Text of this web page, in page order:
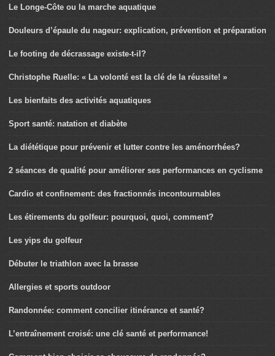
Le Longe-Côte ou la marche aquatique
Douleurs d’épaule du nageur: explication, prévention et préparation
Le footing de décrassage existe-t-il?
Christophe Ruelle: « La volonté est la clé de la réussite! »
Les bienfaits des activités aquatiques
Sport santé: natation et diabète
La diététique pour prévenir et lutter contre les aménorrhées?
2 séances de qualité pour améliorer ses performances en cyclisme
Cardio et confinement: des fractionnés incontournables
Les étirements du golfeur: pourquoi, quoi, comment?
Les yips du golfeur
Débuter le triathlon avec la brasse
Allergies et sports outdoor
Randonnée: comment concilier itinérance et santé?
L’entraînement croisé: une clé santé et performance!